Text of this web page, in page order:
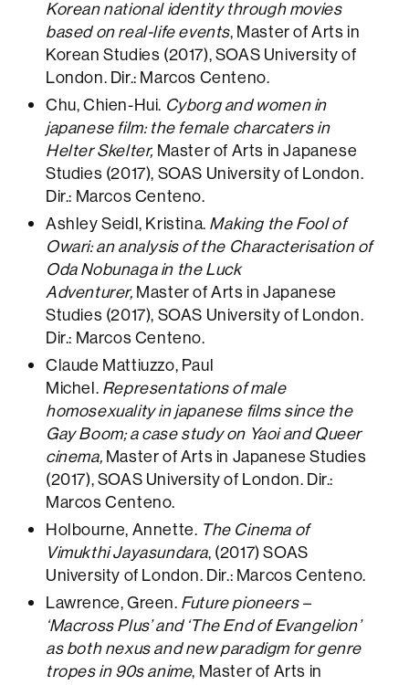
Korean national identity through movies
based on real-life events, Master of Arts in
Korean Studies (2017), SOAS University of
London. Dir.: Marcos Centeno.
Chu, Chien-Hui. Cyborg and women in
japanese film: the female charcaters in
Helter Skelter, Master of Arts in Japanese
Studies (2017), SOAS University of London.
Dir.: Marcos Centeno.
Ashley Seidl, Kristina. Making the Fool of
Owari: an analysis of the Characterisation of
Oda Nobunaga in the Luck
Adventurer, Master of Arts in Japanese
Studies (2017), SOAS University of London.
Dir.: Marcos Centeno.
Claude Mattiuzzo, Paul
Michel. Representations of male
homosexuality in japanese films since the
Gay Boom; a case study on Yaoi and Queer
cinema, Master of Arts in Japanese Studies
(2017), SOAS University of London. Dir.:
Marcos Centeno.
Holbourne, Annette. The Cinema of
Vimukthi Jayasundara, (2017) SOAS
University of London. Dir.: Marcos Centeno.
Lawrence, Green. Future pioneers –
‘Macross Plus’ and ‘The End of Evangelion’
as both nexus and new paradigm for genre
tropes in 90s anime, Master of Arts in